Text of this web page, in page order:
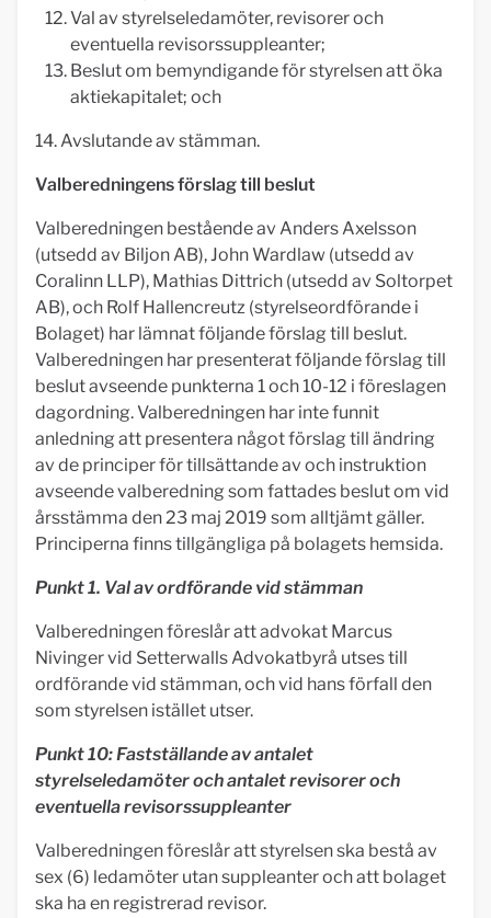
Val av styrelseledamöter, revisorer och
eventuella revisorssuppleanter;
Beslut om bemyndigande för styrelsen att öka
aktiekapitalet; och
14. Avslutande av stämman.
Valberedningens förslag till beslut
Valberedningen bestående av Anders Axelsson
(utsedd av Biljon AB), John Wardlaw (utsedd av
Coralinn LLP), Mathias Dittrich (utsedd av Soltorpet
AB), och Rolf Hallencreutz (styrelseordförande i
Bolaget) har lämnat följande förslag till beslut.
Valberedningen har presenterat följande förslag till
beslut avseende punkterna 1 och 10-12 i föreslagen
dagordning. Valberedningen har inte funnit
anledning att presentera något förslag till ändring
av de principer för tillsättande av och instruktion
avseende valberedning som fattades beslut om vid
årsstämma den 23 maj 2019 som alltjämt gäller.
Principerna finns tillgängliga på bolagets hemsida.
Punkt 1. Val av ordförande vid stämman
Valberedningen föreslår att advokat Marcus
Nivinger vid Setterwalls Advokatbyrå utses till
ordförande vid stämman, och vid hans förfall den
som styrelsen istället utser.
Punkt 10: Fastställande av antalet
styrelseledamöter och antalet revisorer och
eventuella revisorssuppleanter
Valberedningen föreslår att styrelsen ska bestå av
sex (6) ledamöter utan suppleanter och att bolaget
ska ha en registrerad revisor.